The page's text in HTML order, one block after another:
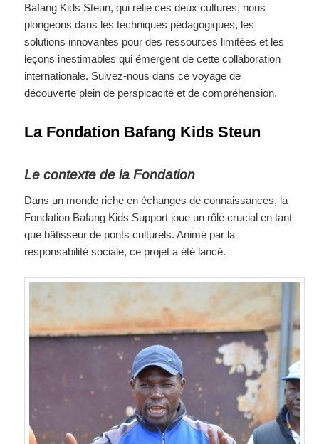
Bafang Kids Steun, qui relie ces deux cultures, nous
plongeons dans les techniques pédagogiques, les
solutions innovantes pour des ressources limitées et les
leçons inestimables qui émergent de cette collaboration
internationale. Suivez-nous dans ce voyage de
découverte plein de perspicacité et de compréhension.
La Fondation Bafang Kids Steun
Le contexte de la Fondation
Dans un monde riche en échanges de connaissances, la
Fondation Bafang Kids Support joue un rôle crucial en tant
que bâtisseur de ponts culturels. Animé par la
responsabilité sociale, ce projet a été lancé.